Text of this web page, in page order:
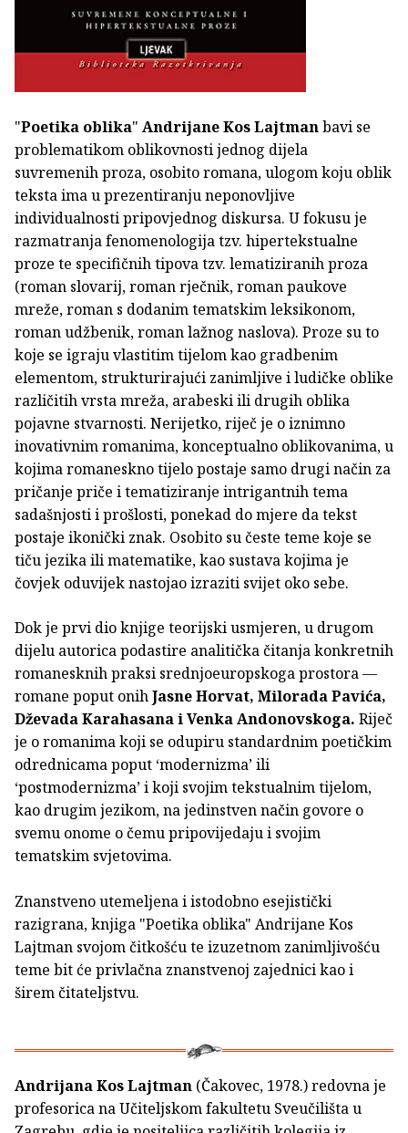
"Poetika oblika" Andrijane Kos Lajtmanbavi se
problematikom oblikovnosti jednog dijela
suvremenih proza, osobito romana, ulogom koju oblik
teksta ima u prezentiranju neponovljive
individualnosti pripovjednog diskursa. U fokusu je
razmatranja fenomenologija tzv. hipertekstualne
proze te specifičnih tipova tzv. lematiziranih proza
(roman slovarij, roman rječnik, roman paukove
mreže, roman s dodanim tematskim leksikonom,
roman udžbenik, roman lažnog naslova). Proze su to
koje se igraju vlastitim tijelom kao gradbenim
elementom, strukturirajući zanimljive i ludičke oblike
različitih vrsta mreža, arabeski ili drugih oblika
pojavne stvarnosti. Nerijetko, riječ je o iznimno
inovativnim romanima, konceptualno oblikovanima, u
kojima romaneskno tijelo postaje samo drugi način za
pričanje priče i tematiziranje intrigantnih tema
sadašnjosti i prošlosti, ponekad do mjere da tekst
postaje ikonički znak. Osobito su česte teme koje se
tiču jezika ili matematike, kao sustava kojima je
čovjek oduvijek nastojao izraziti svijet oko sebe.
Dok je prvi dio knjige teorijski usmjeren, u drugom
dijelu autorica podastire analitička čitanja konkretnih
romanesknih praksi srednjoeuropskoga prostora —
romane poput onihJasne Horvat, Milorada Pavića,
Dževada Karahasana i Venka Andonovskoga. Riječ
je o romanima koji se odupiru standardnim poetičkim
odrednicama poput ‘modernizma’ ili
‘postmodernizma’ i koji svojim tekstualnim tijelom,
kao drugim jezikom, na jedinstven način govore o
svemu onome o čemu pripovijedaju i svojim
tematskim svjetovima.
Znanstveno utemeljena i istodobno esejistički
razigrana, knjiga "Poetika oblika" Andrijane Kos
Lajtman svojom čitkošću te izuzetnom zanimljivošću
teme bit će privlačna znanstvenoj zajednici kao i
širem čitateljstvu.
Andrijana Kos Lajtman (Čakovec, 1978.) redovna je
profesorica na Učiteljskom fakultetu Sveučilišta u